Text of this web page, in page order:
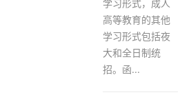
学习形式，成人
高等教育的其他
学习形式包括夜
大和全日制统
招。函...